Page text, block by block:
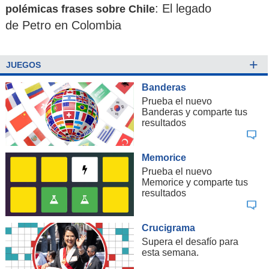
polémicas frases sobre Chile: El legado
de Petro en Colombia
JUEGOS +
Banderas
Prueba el nuevo
Banderas y comparte tus
resultados
Memorice
Prueba el nuevo
Memorice y comparte tus
resultados
Crucigrama
Supera el desafío para
esta semana.